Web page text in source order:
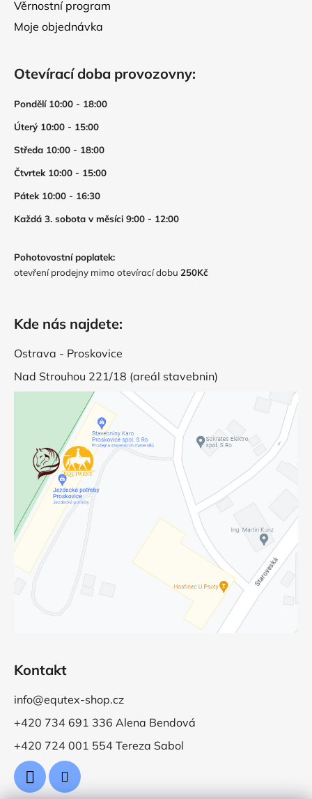
Věrnostní program
Moje objednávka
Otevírací doba provozovny:
Pondělí 10:00 - 18:00
Úterý 10:00 - 15:00
Středa 10:00 - 18:00
Čtvrtek 10:00 - 15:00
Pátek 10:00 - 16:30
Každá 3. sobota v měsíci 9:00 - 12:00
Pohotovostní poplatek:
otevření prodejny mimo otevírací dobu 250Kč
Kde nás najdete:
Ostrava - Proskovice
Nad Strouhou 221/18 (areál stavebnin)
Kontakt
info@equtex-shop.cz
+420 734 691 336 Alena Bendová
+420 724 001 554 Tereza Sabol